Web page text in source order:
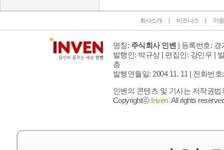
회사소개 비즈니스 이
명칭: 주식회사 인벤 | 등록번호: 경
발행인: 박규상 | 편집인: 강민우 |
층
발행연월일: 2004 11. 11 | 전화번호
인벤의 콘텐츠 및 기사는 저작권
Copyrightⓒ Inven.All rights